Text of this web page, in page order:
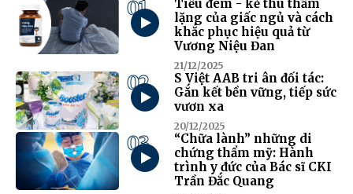
01
Tiểu đêm - kẻ thù thầm
lặng của giấc ngủ và cách
khắc phục hiệu quả từ
Vương Niệu Đan
21/12/2025
02
S Việt AAB tri ân đối tác:
Gắn kết bền vững, tiếp sức
vươn xa
20/12/2025
03
“Chữa lành” những di
chứng thẩm mỹ: Hành
trình y đức của Bác sĩ CKI
Trần Đắc Quang